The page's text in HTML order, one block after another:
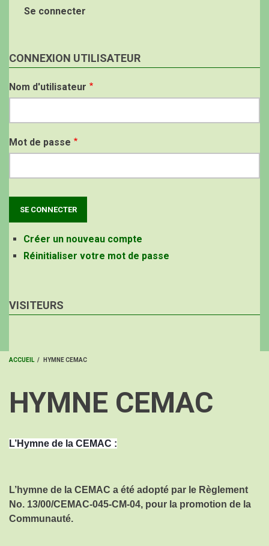
Se connecter
CONNEXION UTILISATEUR
Nom d'utilisateur
Mot de passe
Créer un nouveau compte
Réinitialiser votre mot de passe
VISITEURS
D'ARIANE
ACCUEIL / HYMNE CEMAC
HYMNE CEMAC
L’Hymne de la CEMAC :
L’hymne de la CEMAC a été adopté par le Règlement
No. 13/00/CEMAC-045-CM-04, pour la promotion de la
Communauté.